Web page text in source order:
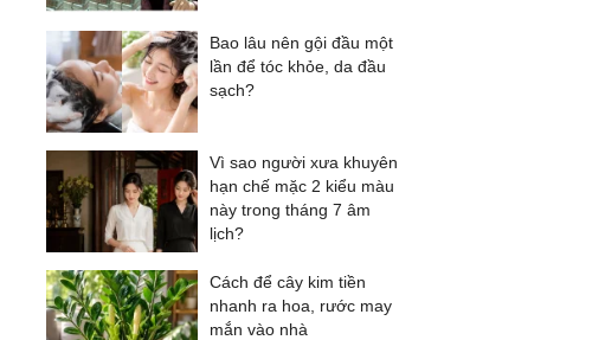
Bao lâu nên gội đầu một
lần để tóc khỏe, da đầu
sạch?
Vì sao người xưa khuyên
hạn chế mặc 2 kiểu màu
này trong tháng 7 âm
lịch?
Cách để cây kim tiền
nhanh ra hoa, rước may
mắn vào nhà